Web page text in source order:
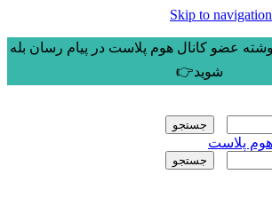
Skip to navigation
عضو کانال هوم پلاست در پیام رسان بله
شوید👉
جستجو
جستجو